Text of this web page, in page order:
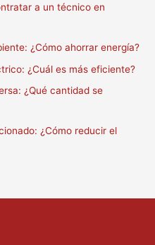
a un técnico en
¿Cómo ahorrar energía?
¿Cuál es más eficiente?
¿Qué cantidad se
¿Cómo reducir el